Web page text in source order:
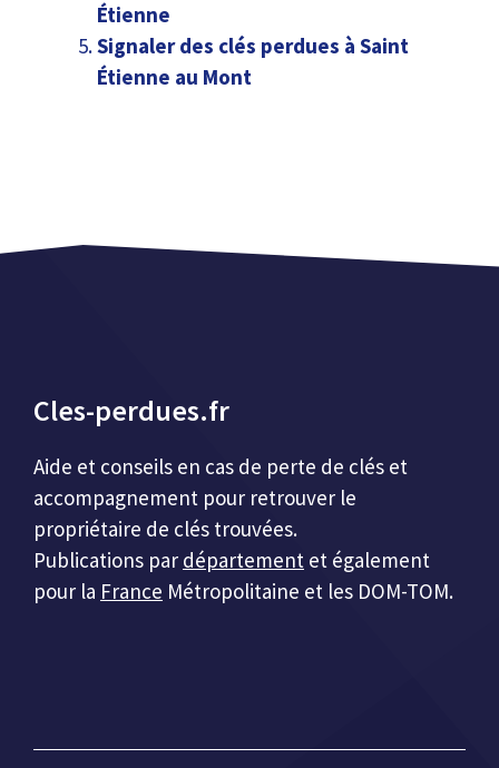
Étienne
Signaler des clés perdues à Saint
Étienne au Mont
Cles-perdues.fr
Aide et conseils en cas de perte de clés et
accompagnement pour retrouver le
propriétaire de clés trouvées.
Publications par département et également
pour la France Métropolitaine et les DOM-TOM.